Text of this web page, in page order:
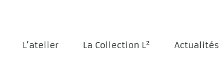
L’atelier La Collection L² Actualités